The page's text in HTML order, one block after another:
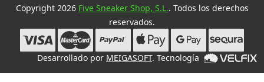
Copyright 2026 Five Sneaker Shop, S.L.. Todos los derechos
reservados.
Desarrollado por MEIGASOFT. Tecnología